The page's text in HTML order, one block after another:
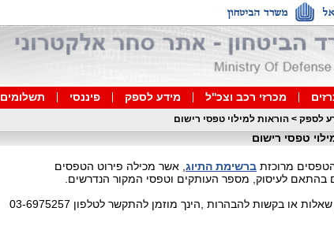
מכרזי רכב וצכ''ל מידע לספק פיננסי תשלומים
לספק > הוראות למילוי טפסי רישום
טפסי רישום
מרוכזת ברשימת התיוג , אשר מכילה פירוט הטפסים
בהתאם לעיסוק, מספר העותקים וטפסי המקור הנדרשים.
או בקשות להבהרות ,הינך מוזמן להתקשר לטלפון 03-6975257